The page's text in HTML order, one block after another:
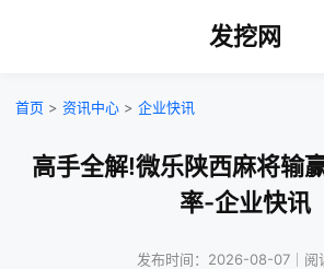
发挖网
首页 > 资讯中心 > 企业快讯
高手全解!微乐陕西麻将输
率-企业快讯
发布时间：2026-08-07｜阅